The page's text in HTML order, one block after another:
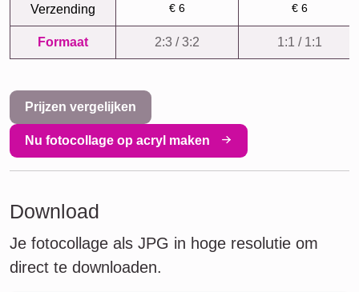
Verzending € 6 € 6
Formaat 2:3 / 3:2 1:1 / 1:1
Prijzen vergelijken
Nu fotocollage op acryl maken
Download
Je fotocollage als JPG in hoge resolutie om
direct te downloaden.